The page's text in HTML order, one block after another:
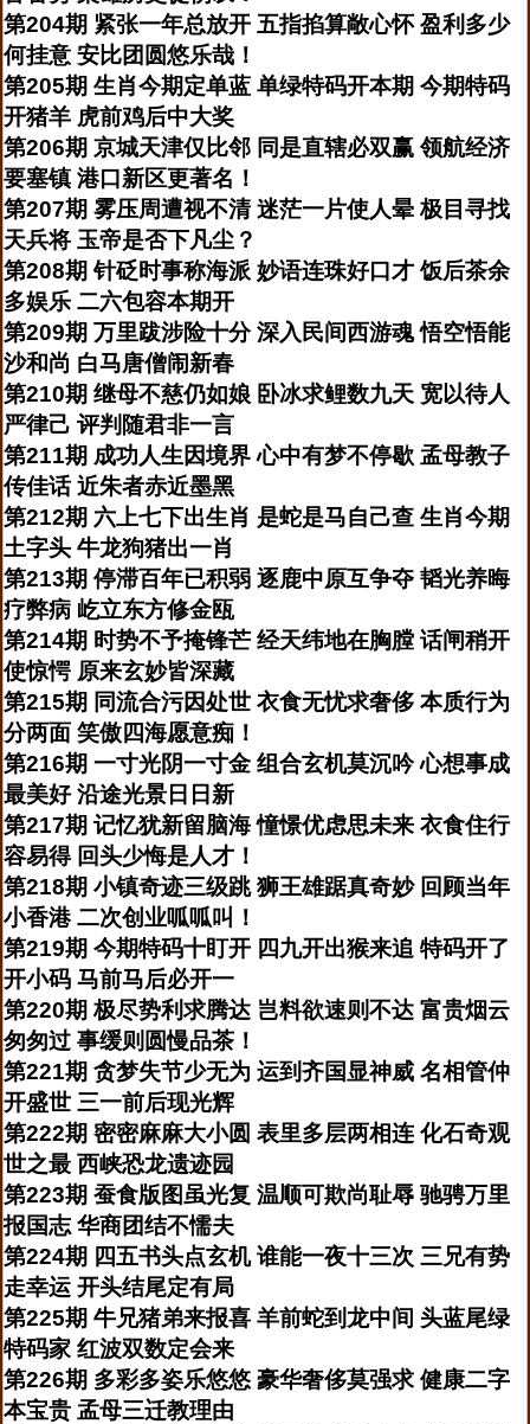
第204期 紧张一年总放开 五指掐算敞心怀 盈利多少
何挂意 安比团圆悠乐哉！
第205期 生肖今期定单蓝 单绿特码开本期 今期特码
开猪羊 虎前鸡后中大奖
第206期 京城天津仅比邻 同是直辖必双赢 领航经济
要塞镇 港口新区更著名！
第207期 雾压周遭视不清 迷茫一片使人晕 极目寻找
天兵将 玉帝是否下凡尘？
第208期 针砭时事称海派 妙语连珠好口才 饭后茶余
多娱乐 二六包容本期开
第209期 万里跋涉险十分 深入民间西游魂 悟空悟能
沙和尚 白马唐僧闹新春
第210期 继母不慈仍如娘 卧冰求鲤数九天 宽以待人
严律己 评判随君非一言
第211期 成功人生因境界 心中有梦不停歇 孟母教子
传佳话 近朱者赤近墨黑
第212期 六上七下出生肖 是蛇是马自己查 生肖今期
土字头 牛龙狗猪出一肖
第213期 停滞百年已积弱 逐鹿中原互争夺 韬光养晦
疗弊病 屹立东方修金瓯
第214期 时势不予掩锋芒 经天纬地在胸膛 话闸稍开
使惊愕 原来玄妙皆深藏
第215期 同流合污因处世 衣食无忧求奢侈 本质行为
分两面 笑傲四海愿意痴！
第216期 一寸光阴一寸金 组合玄机莫沉吟 心想事成
最美好 沿途光景日日新
第217期 记忆犹新留脑海 憧憬优虑思未来 衣食住行
容易得 回头少悔是人才！
第218期 小镇奇迹三级跳 狮王雄踞真奇妙 回顾当年
小香港 二次创业呱呱叫！
第219期 今期特码十盯开 四九开出猴来追 特码开了
开小码 马前马后必开一
第220期 极尽势利求腾达 岂料欲速则不达 富贵烟云
匆匆过 事缓则圆慢品茶！
第221期 贪梦失节少无为 运到齐国显神威 名相管仲
开盛世 三一前后现光辉
第222期 密密麻麻大小圆 表里多层两相连 化石奇观
世之最 西峡恐龙遗迹园
第223期 蚕食版图虽光复 温顺可欺尚耻辱 驰骋万里
报国志 华商团结不懦夫
第224期 四五书头点玄机 谁能一夜十三次 三兄有势
走幸运 开头结尾定有局
第225期 牛兄猪弟来报喜 羊前蛇到龙中间 头蓝尾绿
特码家 红波双数定会来
第226期 多彩多姿乐悠悠 豪华奢侈莫强求 健康二字
本宝贵 孟母三迁教理由